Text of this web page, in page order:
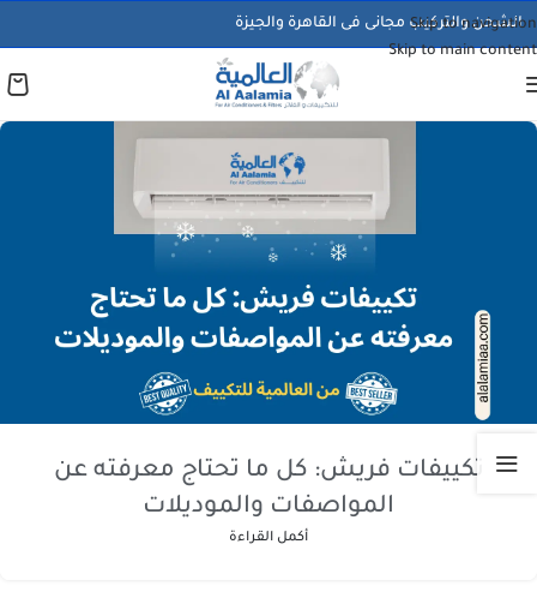
Skip to navigation
Skip to main content
الشحن والتركيب مجانى فى القاهرة والجيزة
تكييفات فريش: كل ما تحتاج معرفته عن
المواصفات والموديلات
أكمل القراءة